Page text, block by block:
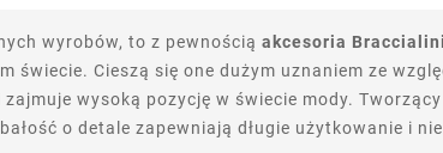
wyrobów, to z pewnościąakcesoria Braccialini
świecie. Cieszą się one dużym uznaniem ze
wysoką pozycję w świecie mody.
o detale zapewniają długie użytkowanie i